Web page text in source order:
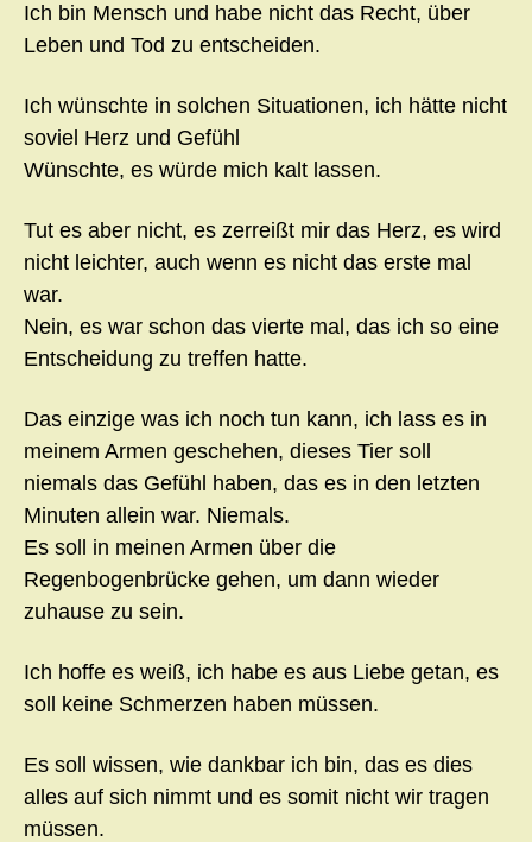
Ich bin Mensch und habe nicht das Recht, über
Leben und Tod zu entscheiden.
Ich wünschte in solchen Situationen, ich hätte nicht
soviel Herz und Gefühl
Wünschte, es würde mich kalt lassen.
Tut es aber nicht, es zerreißt mir das Herz, es wird
nicht leichter, auch wenn es nicht das erste mal
war.
Nein, es war schon das vierte mal, das ich so eine
Entscheidung zu treffen hatte.
Das einzige was ich noch tun kann, ich lass es in
meinem Armen geschehen, dieses Tier soll
niemals das Gefühl haben, das es in den letzten
Minuten allein war. Niemals.
Es soll in meinen Armen über die
Regenbogenbrücke gehen, um dann wieder
zuhause zu sein.
Ich hoffe es weiß, ich habe es aus Liebe getan, es
soll keine Schmerzen haben müssen.
Es soll wissen, wie dankbar ich bin, das es dies
alles auf sich nimmt und es somit nicht wir tragen
müssen.